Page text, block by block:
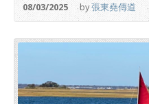
08/03/2025 by張東堯傳道